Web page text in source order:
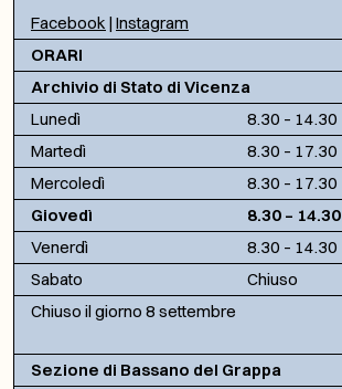
Facebook | Instagram
ORARI
Archivio di Stato di Vicenza
Lunedì
8.30 – 14.30
Martedì
8.30 – 17.30
Mercoledì
8.30 – 17.30
Giovedì
8.30 – 14.30
Venerdì
8.30 – 14.30
Sabato
Chiuso
Chiuso il giorno 8 settembre
Sezione di Bassano del Grappa